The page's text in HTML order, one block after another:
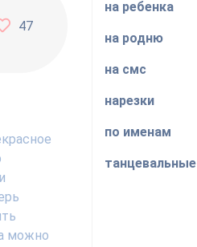
47
можно
на ребенка
на родню
на смс
нарезки
по именам
танцевальные